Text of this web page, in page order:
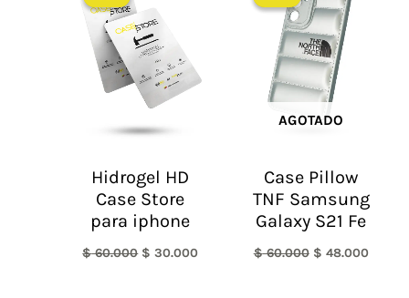
Hidrogel HD
Case Store
para iphone
$60.000
era:
$ 60.000.
$ 30.000
AGOTADO
Case Pillow
TNF Samsung
Galaxy S21 Fe
$60.000
original
era:
$ 60.000.
$ 48.000